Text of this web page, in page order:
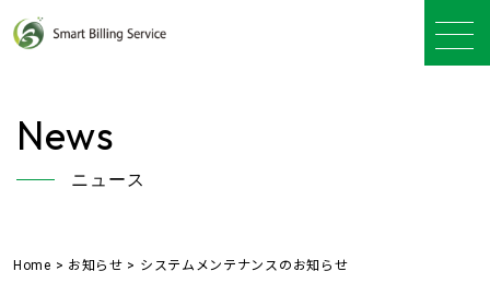
News
ニュース
Home > お知らせ > システムメンテナンスのお知らせ